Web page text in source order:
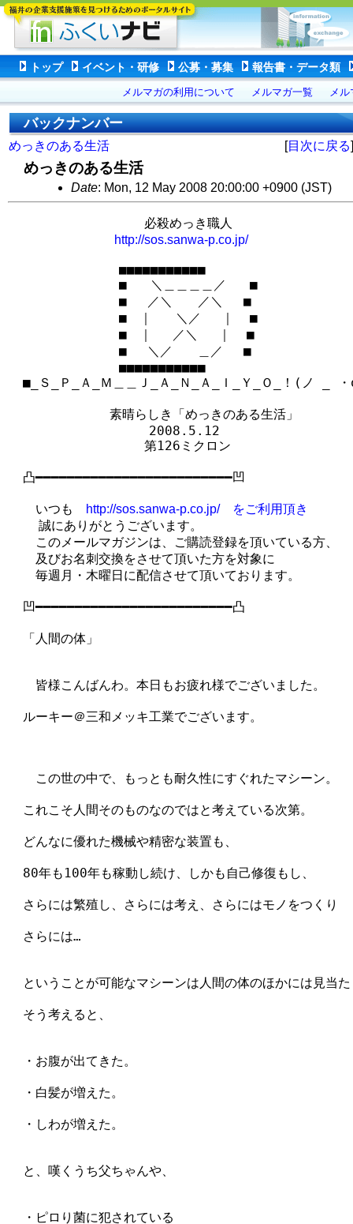
トップ イベント・研修 公募・募集 報告書・データ類
メルマガの利用について メルマガ一覧 メ
バックナンバー
めっきのある生活 [目次に戻る]
めっきのある生活
Date: Mon, 12 May 2008 20:00:00 +0900 (JST)
必殺めっき職人
http://sos.sanwa-p.co.jp/
■■■■■■■■■■■
■   ＼＿＿＿＿／   ■
■　 ／＼　　／＼　 ■
■　｜   ＼／　 ｜  ■
■　｜　 ／＼　 ｜  ■
■　 ＼／　　＿／ 　■
■■■■■■■■■■■
■_Ｓ_Ｐ_Ａ_Ｍ＿＿Ｊ_Ａ_Ｎ_Ａ_Ｉ_Ｙ_Ｏ_！(ノ _
素晴らしき「めっきのある生活」
2008.5.12
第126ミクロン
凸━━━━━━━━━━━━━━━━━━━━━━━━━凹
いつも http://sos.sanwa-p.co.jp/　をご利用頂き
  　誠にありがとうございます。
このメールマガジンは、ご購読登録を頂いている方、
及びお名刺交換をさせて頂いた方を対象に
毎週月・木曜日に配信させて頂いております。
凹━━━━━━━━━━━━━━━━━━━━━━━━━凸
「人間の体」
皆様こんばんわ。本日もお疲れ様でございました。
ルーキー＠三和メッキ工業でございます。
この世の中で、もっとも耐久性にすぐれたマシーン。
これこそ人間そのものなのではと考えている次第。
どんなに優れた機械や精密な装置も、
80年も100年も稼動し続け、しかも自己修復もし、
さらには繁殖し、さらには考え、さらにはモノをつくり
さらには…
ということが可能なマシーンは人間の体のほかには見当
そう考えると、
・お腹が出てきた。
・白髪が増えた。
・しわが増えた。
と、嘆くうち父ちゃんや、
・ピロり菌に犯されている